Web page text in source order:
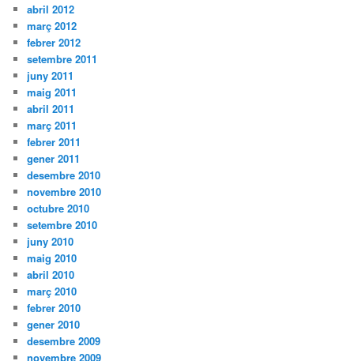
abril 2012
març 2012
febrer 2012
setembre 2011
juny 2011
maig 2011
abril 2011
març 2011
febrer 2011
gener 2011
desembre 2010
novembre 2010
octubre 2010
setembre 2010
juny 2010
maig 2010
abril 2010
març 2010
febrer 2010
gener 2010
desembre 2009
novembre 2009